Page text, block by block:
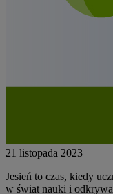
21 listopada 2023
Jesień to czas, kiedy
w świat nauki i